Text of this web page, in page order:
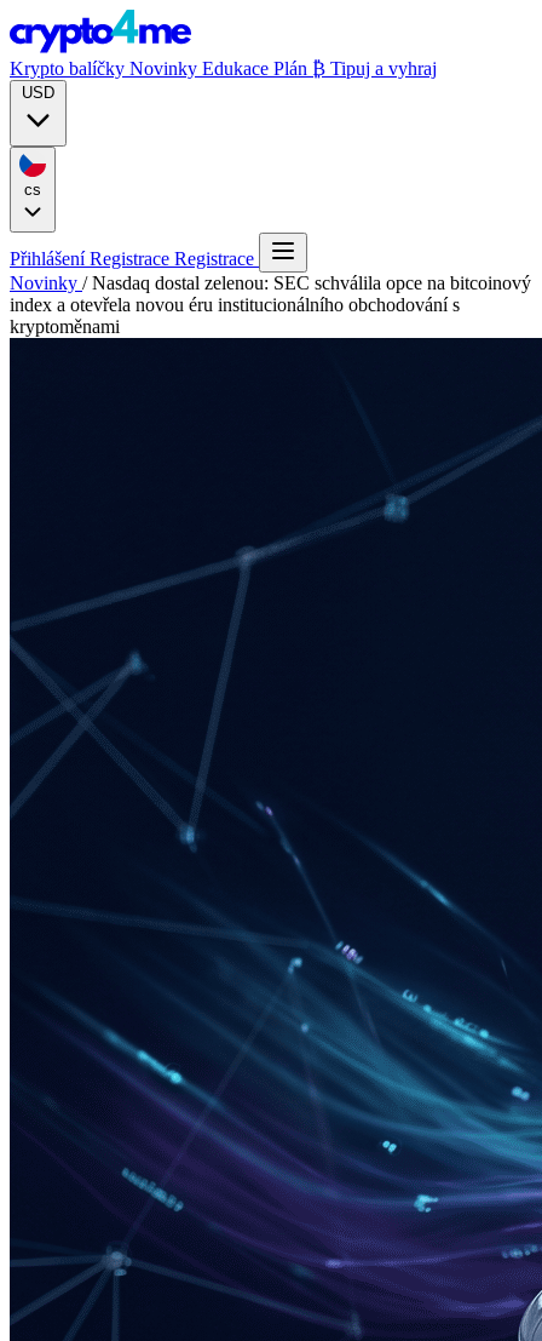
Krypto balíčky Novinky Edukace Plán ₿ Tipuj a vyhraj
PřihlášeníRegistrace Registrace
Novinky / Nasdaq dostal zelenou: SEC schválila opce na bitcoinový
index a otevřela novou éru institucionálního obchodování s
kryptoměnami